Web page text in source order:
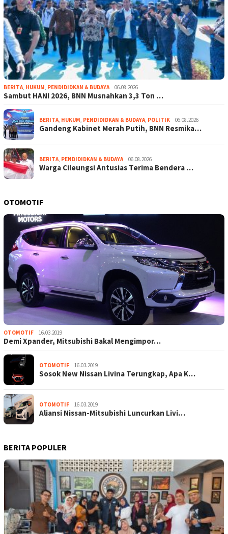
BERITA, HUKUM, PENDIDIDKAN & BUDAYA 06.08.2026
Sambut HANI 2026, BNN Musnahkan 3,3 Ton …
BERITA, HUKUM, PENDIDIDKAN & BUDAYA, POLITIK 06.08.2026
Gandeng Kabinet Merah Putih, BNN Resmika…
BERITA, PENDIDIDKAN & BUDAYA 06.08.2026
Warga Cileungsi Antusias Terima Bendera …
OTOMOTIF
OTOMOTIF 16.03.2019
Demi Xpander, Mitsubishi Bakal Mengimpor…
OTOMOTIF 16.03.2019
Sosok New Nissan Livina Terungkap, Apa K…
OTOMOTIF 16.03.2019
Aliansi Nissan-Mitsubishi Luncurkan Livi…
BERITA POPULER